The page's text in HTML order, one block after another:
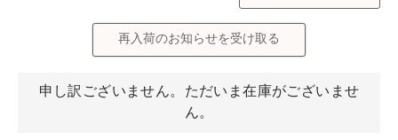
再入荷のお知らせを受け取る
申し訳ございません。ただいま在庫がございませ
ん。